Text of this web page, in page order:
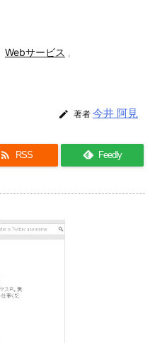
Webサービス ,
 著者 今井 阿見
 RSS Feedly